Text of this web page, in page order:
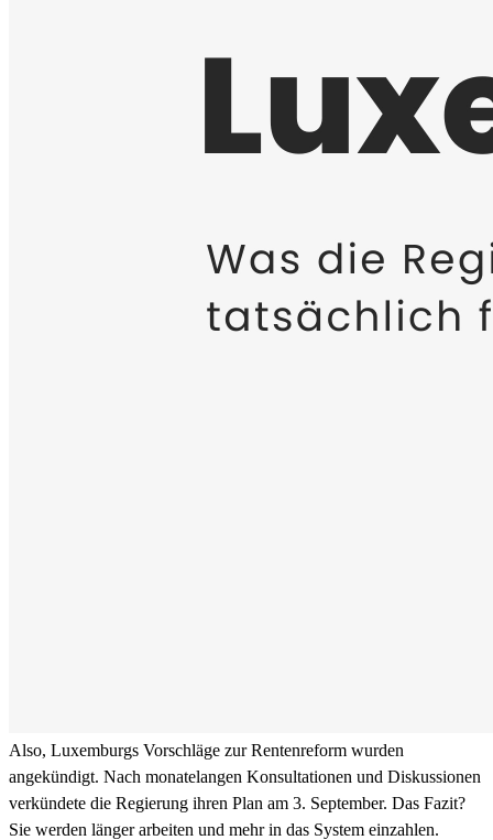
Also, Luxemburgs Vorschläge zur Rentenreform wurden
angekündigt. Nach monatelangen Konsultationen und Diskussionen
verkündete die Regierung ihren Plan am 3. September. Das Fazit?
Sie werden länger arbeiten und mehr in das System einzahlen.